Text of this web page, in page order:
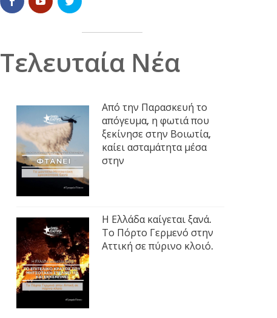
Τελευταία Νέα
Από την Παρασκευή το
απόγευμα, η φωτιά που
ξεκίνησε στην Βοιωτία,
καίει ασταμάτητα μέσα
στην
Η Ελλάδα καίγεται ξανά.
Το Πόρτο Γερμενό στην
Αττική σε πύρινο κλοιό.